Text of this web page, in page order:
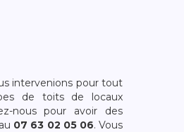
intervenions pour tout
de toits de locaux
nous pour avoir des
07 63 02 05 06. Vous